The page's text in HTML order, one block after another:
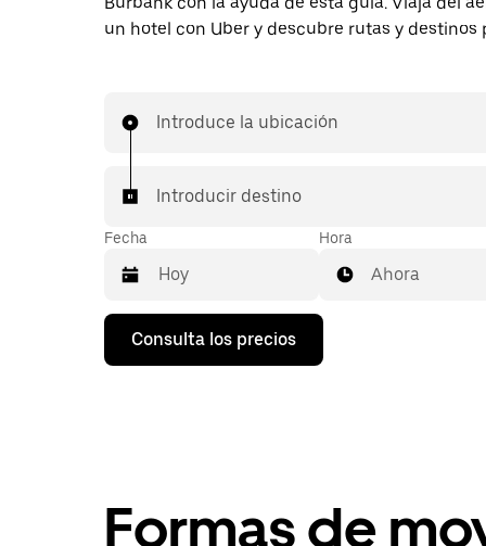
un hotel con Uber y descubre rutas y destinos
Introduce la ubicación
Introducir destino
Fecha
Pulsa
flecha
seleccionar
Hora
Ahora
Consulta los precios
Formas de